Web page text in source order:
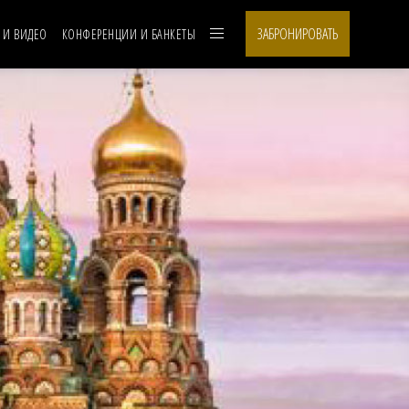
ЗАБРОНИРОВАТЬ
ВИДЕО КОНФЕРЕНЦИИ И БАНКЕТЫ